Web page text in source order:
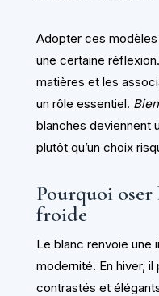
Adopter ces
une certaine
matières et les
un rôle essentiel.
blanches deviennent
plutôt qu’un choix
Pourquoi oser
froide
Le blanc renvoie une
modernité. En hiver,
contrastés et